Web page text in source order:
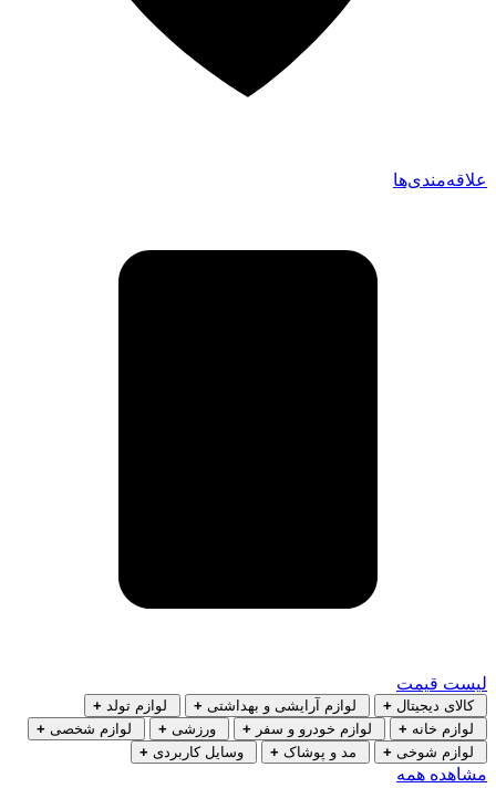
علاقه‌مندی‌ها
لیست قیمت
کالای دیجیتال + لوازم آرایشی و بهداشتی + لوازم تولد +
لوازم خانه + لوازم خودرو و سفر + ورزشی + لوازم شخصی +
لوازم شوخی + مد و پوشاک + وسایل کاربردی +
مشاهده همه